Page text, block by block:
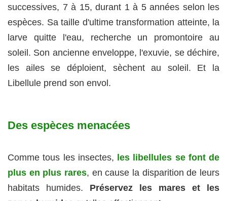
successives, 7 à 15, durant 1 à 5 années selon les
espèces. Sa taille d'ultime transformation atteinte, la
larve quitte l'eau, recherche un promontoire au
soleil. Son ancienne enveloppe, l'exuvie, se déchire,
les ailes se déploient, sèchent au soleil. Et la
Libellule prend son envol.
Des espèces menacées
Comme tous les insectes, les libellules se font de
plus en plus rares, en cause la disparition de leurs
habitats humides. Préservez les mares et les